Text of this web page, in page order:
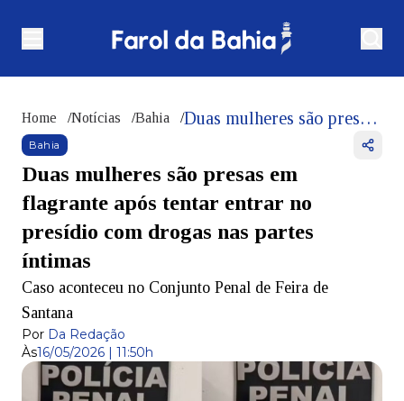
Home /Notícias /Bahia / Duas mulheres são presas em flagrante após tentar entrar no presídio com drogas nas partes íntimas
Bahia
Duas mulheres são presas em
flagrante após tentar entrar no
presídio com drogas nas partes
íntimas
Caso aconteceu no Conjunto Penal de Feira de
Santana
Por Da Redação
Às16/05/2026 | 11:50h